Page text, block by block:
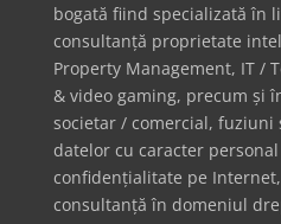
bogată fiind specializată în
consultanță proprietate
Property Management, IT /
& video gaming, precum și
societar / comercial,
datelor cu caracter
confidențialitate pe
consultanță în domeniul